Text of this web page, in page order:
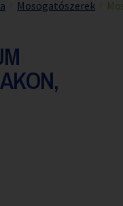
Mosogatószerek